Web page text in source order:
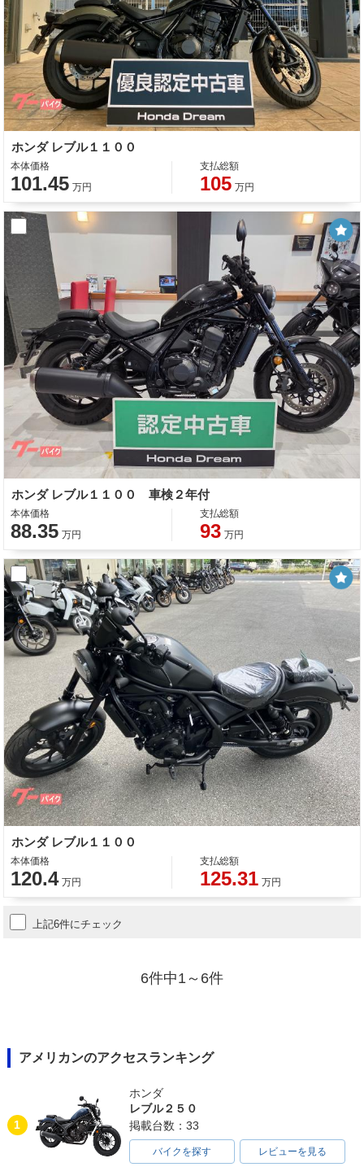
ホンダ レブル１１００
本体価格
101.45 万円
支払総額
105 万円
ホンダ レブル１１００ 車検２年付
本体価格
88.35 万円
支払総額
93 万円
ホンダ レブル１１００
本体価格
120.4 万円
支払総額
125.31 万円
上記6件にチェック
6件中1～6件
アメリカンのアクセスランキング
1
ホンダ
レブル２５０
掲載台数：33
バイクを探す レビューを見る